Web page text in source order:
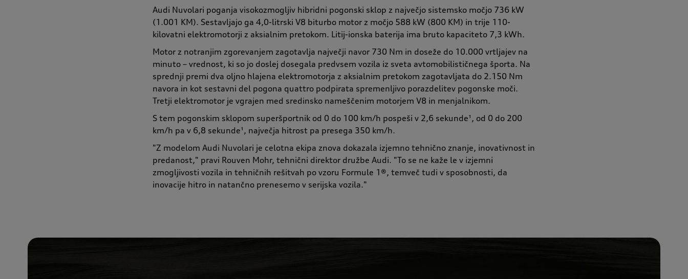
Audi Nuvolari poganja visokozmogljiv hibridni pogonski sklop z največjo sistemsko močjo 736 kW
(1.001 KM). Sestavljajo ga 4,0-litrski V8 biturbo motor z močjo 588 kW (800 KM) in trije 110-
kilovatni elektromotorji z aksialnim pretokom. Litij-ionska baterija ima bruto kapaciteto 7,3 kWh.
Motor z notranjim zgorevanjem zagotavlja največji navor 730 Nm in doseže do 10.000 vrtljajev na
minuto – vrednost, ki so jo doslej dosegala predvsem vozila iz sveta avtomobilističnega športa. Na
sprednji premi dva oljno hlajena elektromotorja z aksialnim pretokom zagotavljata do 2.150 Nm
navora in kot sestavni del pogona quattro podpirata spremenljivo porazdelitev pogonske moči.
Tretji elektromotor je vgrajen med sredinsko nameščenim motorjem V8 in menjalnikom.
S tem pogonskim sklopom superšportnik od 0 do 100 km/h pospeši v 2,6 sekunde¹, od 0 do 200
km/h pa v 6,8 sekunde¹, največja hitrost pa presega 350 km/h.
"Z modelom Audi Nuvolari je celotna ekipa znova dokazala izjemno tehnično znanje, inovativnost in
predanost," pravi Rouven Mohr, tehnični direktor družbe Audi. "To se ne kaže le v izjemni
zmogljivosti vozila in tehničnih rešitvah po vzoru Formule 1®, temveč tudi v sposobnosti, da
inovacije hitro in natančno prenesemo v serijska vozila."